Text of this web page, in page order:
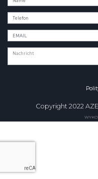
Copyright 2022